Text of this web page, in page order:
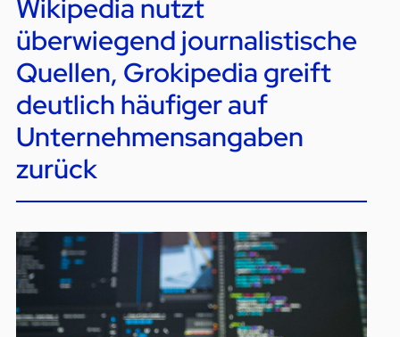
Wikipedia nutzt
überwiegend journalistische
Quellen, Grokipedia greift
deutlich häufiger auf
Unternehmensangaben
zurück